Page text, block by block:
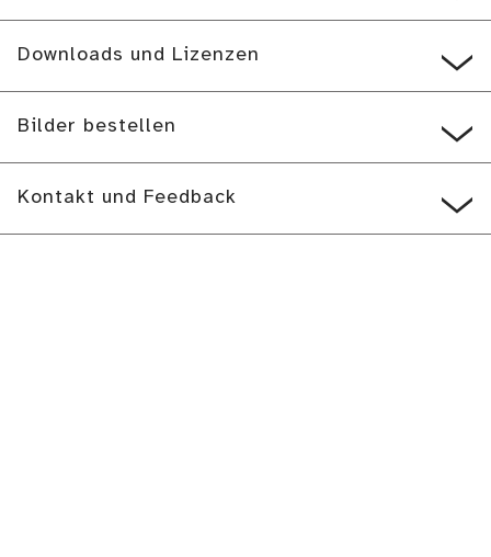
Downloads und Lizenzen
Bilder bestellen
Kontakt und Feedback